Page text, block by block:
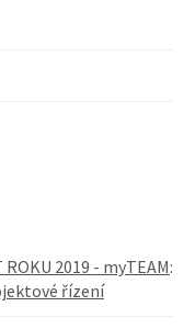
2019 - myTEAM:
řízení